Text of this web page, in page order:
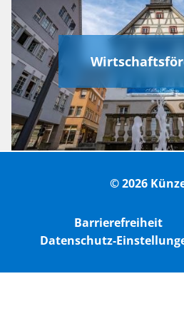
© 2026
Barrierefreiheit
Datenschutz-